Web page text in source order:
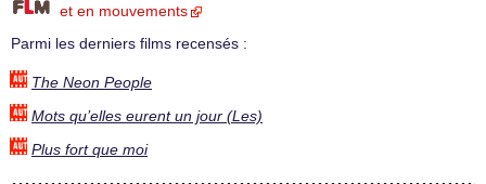
et en mouvements
Parmi les derniers films recensés :
The Neon People
Mots qu’elles eurent un jour (Les)
Plus fort que moi